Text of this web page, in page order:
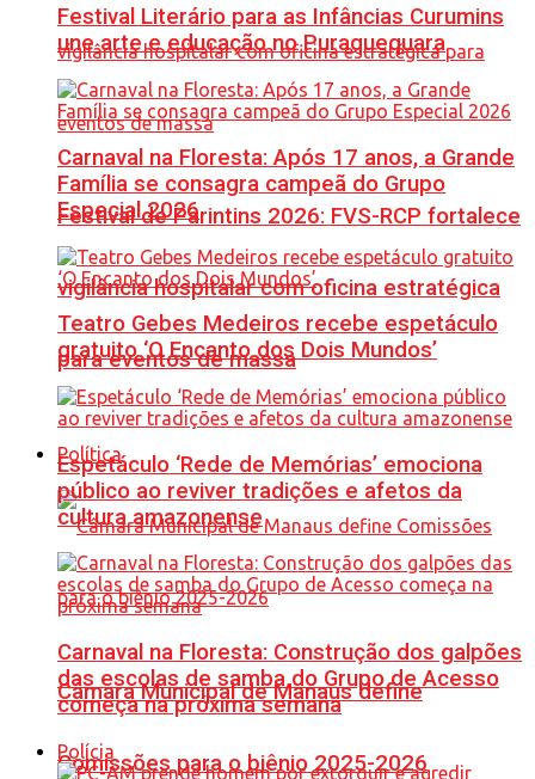
Festival de Parintins 2026: FVS-RCP fortalece
vigilância hospitalar com oficina estratégica
para eventos de massa
Política
Câmara Municipal de Manaus define
Comissões para o biênio 2025-2026
Festival Literário para as Infâncias Curumins
une arte e educação no Puraquequara
Carnaval na Floresta: Após 17 anos, a Grande
Família se consagra campeã do Grupo
Especial 2026
Teatro Gebes Medeiros recebe espetáculo
gratuito ‘O Encanto dos Dois Mundos’
Espetáculo ‘Rede de Memórias’ emociona
público ao reviver tradições e afetos da
cultura amazonense
Carnaval na Floresta: Construção dos galpões
das escolas de samba do Grupo de Acesso
começa na próxima semana
Polícia